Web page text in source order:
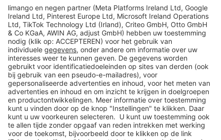
limango
Veilig winkelen
Klantenservice
Shop
Acties